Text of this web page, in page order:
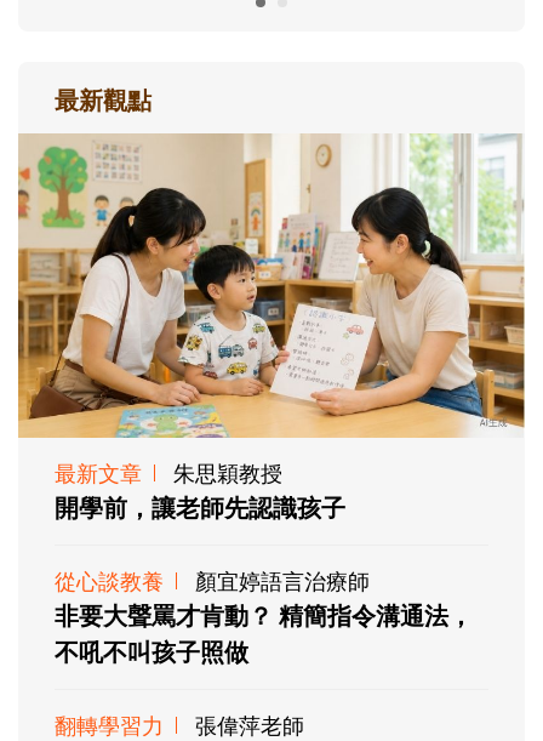
最新觀點
最新文章 朱思穎教授
開學前，讓老師先認識孩子
從心談教養 顏宜婷語言治療師
非要大聲罵才肯動？ 精簡指令溝通法，
不吼不叫孩子照做
翻轉學習力 張偉萍老師